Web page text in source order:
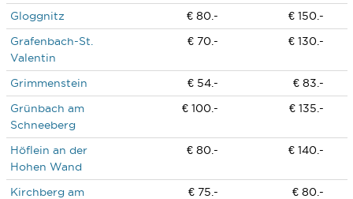
Gloggnitz € 80.-
€ 150.-
Grafenbach-St.
Valentin
€ 70.- € 130.-
Grimmenstein € 54.-
€ 83.-
Grünbach am
Schneeberg
€ 100.- € 135.-
Höflein an der
Hohen Wand
€ 80.- € 140.-
Kirchberg am
€ 75.- € 80.-